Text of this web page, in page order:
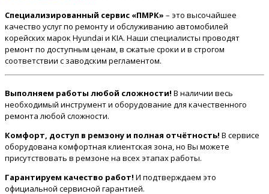
Специализированный сервис «ПМРК» – это высочайшее
качество услуг по ремонту и обслуживанию автомобилей
корейских марок Hyundai и KIA. Наши специалисты проводят
ремонт по доступным ценам, в сжатые сроки и в строгом
соответствии с заводским регламентом.
Выполняем работы любой сложности! В наличии весь
необходимый инструмент и оборудование для качественного
ремонта любой сложности.
Комфорт, доступ в ремзону и полная отчётность! В сервисе
оборудована комфортная клиентская зона, но Вы можете
присутствовать в ремзоне на всех этапах работы.
Гарантируем качество работ! И подтверждаем это
официальной сервисной гарантией.